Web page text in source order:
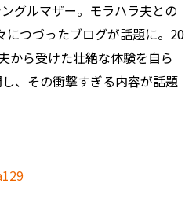
グルマザー。モラハラ夫との
につづったブログが話題に。20
から受けた壮絶な体験を自ら
、その衝撃すぎる内容が話題